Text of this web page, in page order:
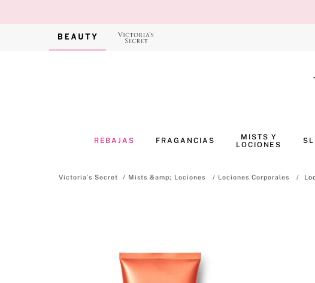
REBAJAS FRAGANCIAS
MISTS Y
LOCIONES
Mists &amp; Lociones Lociones Corporales